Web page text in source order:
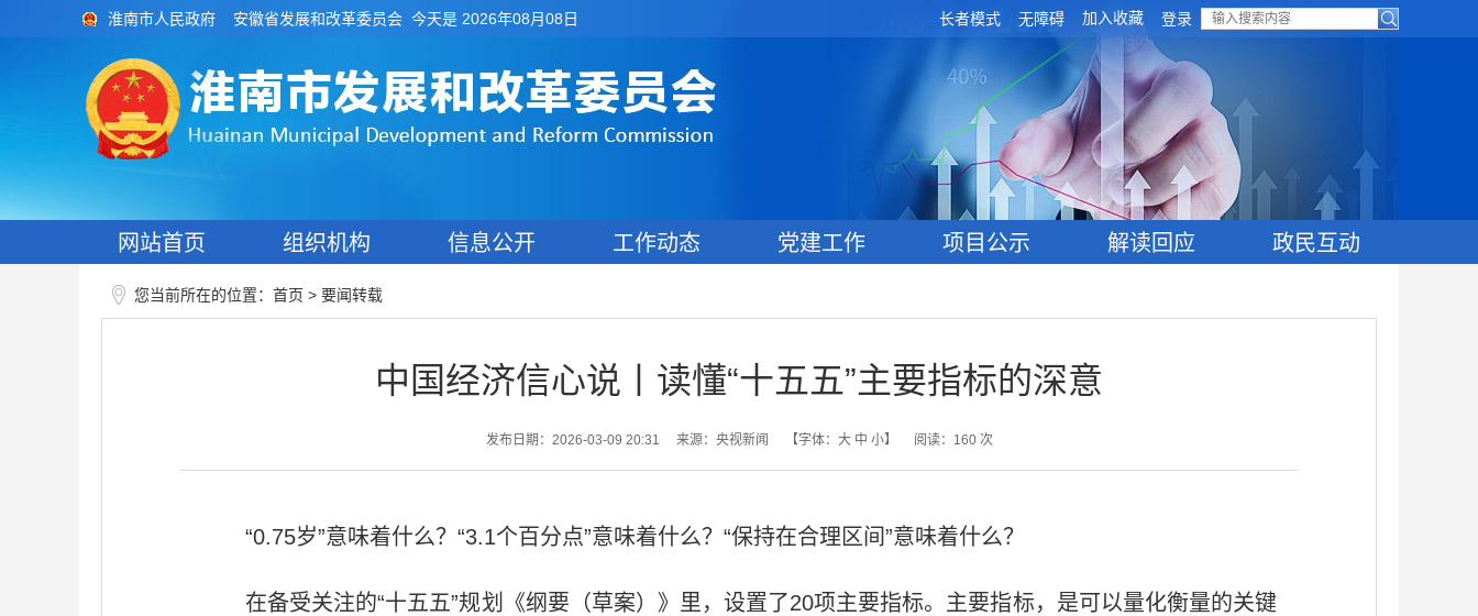
淮南市人民政府 安徽省发展和改革委员会 今天是 2026年08月08日 长者模式 无障碍 加入收藏 登录
网站首页 组织机构 信息公开 工作动态 党建工作 项目公示 解读回应 政民互动
您当前所在的位置： 首页 > 要闻转载
中国经济信心说丨读懂“十五五”主要指标的深意
发布日期：2026-03-09 20:31 来源：央视新闻 【字体： 大 中 小】 阅读： 160次
“0.75岁”意味着什么？“3.1个百分点”意味着什么？“保持在合理区间”意味着什么？
在备受关注的“十五五”规划《纲要（草案）》里，设置了20项主要指标。主要指标，是可以量化衡量的关键